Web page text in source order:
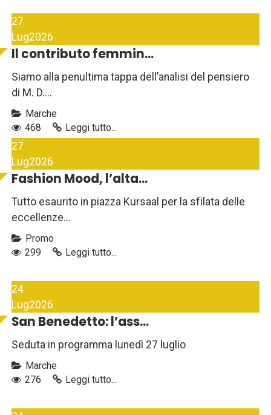
27
Lug2026
Il contributo femmin...
Siamo alla penultima tappa dell’analisi del pensiero
di M. D....
Marche
468
Leggi tutto...
27
Lug2026
Fashion Mood, l’alta...
Tutto esaurito in piazza Kursaal per la sfilata delle
eccellenze...
Promo
299
Leggi tutto...
24
Lug2026
San Benedetto: l’ass...
Seduta in programma lunedì 27 luglio
Marche
276
Leggi tutto...